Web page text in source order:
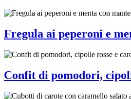
Fregula ai peperoni e
Confit di pomodori,